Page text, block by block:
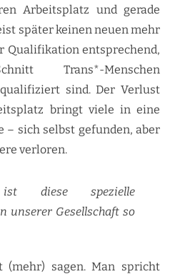
Arbeitsplatz und gerade
später keinen neuen mehr
Qualifikation entsprechend,
Trans*-Menschen
sind. Der Verlust
bringt viele in eine
– sich selbst gefunden, aber
verloren.
diese spezielle
unserer Gesellschaft so
(mehr) sagen. Man spricht